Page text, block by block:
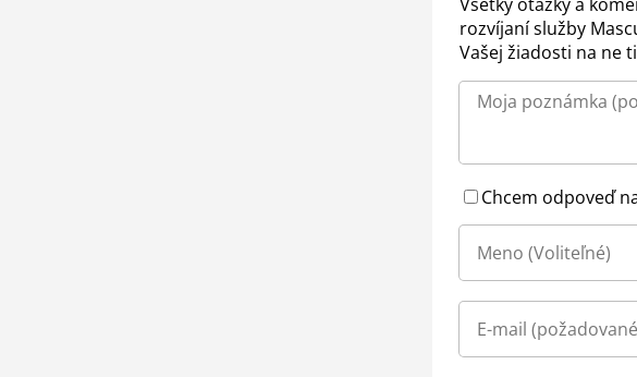
Všetky otázky a
rozvíjaní služby
Vašej žiadosti na ne
Chcem odpoveď